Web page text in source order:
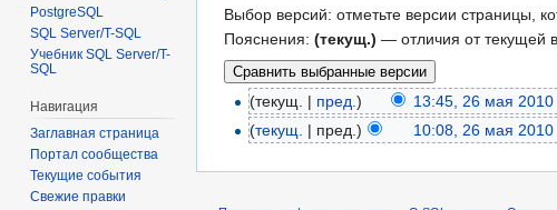
Выбор версий: отметьте версии страницы,
Пояснения: (текущ.) — отличия от текущей
(текущ. | пред.) 13:45, 26 мая 2010
(текущ. | пред.) 10:08, 26 мая 2010
PostgreSQL
SQL Server/T-SQL
Учебник SQL Server/T-
SQL
Навигация
Заглавная страница
Портал сообщества
Текущие события
Свежие правки